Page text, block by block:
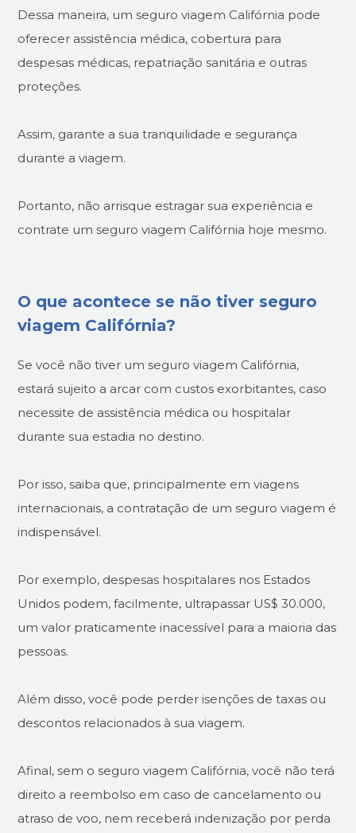
Dessa maneira, um seguro viagem Califórnia pode
oferecer assistência médica, cobertura para
despesas médicas, repatriação sanitária e outras
proteções.
Assim, garante a sua tranquilidade e segurança
durante a viagem.
Portanto, não arrisque estragar sua experiência e
contrate um seguro viagem Califórnia hoje mesmo.
O que acontece se não tiver seguro
viagem Califórnia?
Se você não tiver um seguro viagem Califórnia,
estará sujeito a arcar com custos exorbitantes, caso
necessite de assistência médica ou hospitalar
durante sua estadia no destino.
Por isso, saiba que, principalmente em viagens
internacionais, a contratação de um seguro viagem é
indispensável.
Por exemplo, despesas hospitalares nos Estados
Unidos podem, facilmente, ultrapassar US$ 30.000,
um valor praticamente inacessível para a maioria das
pessoas.
Além disso, você pode perder isenções de taxas ou
descontos relacionados à sua viagem.
Afinal, sem o seguro viagem Califórnia, você não terá
direito a reembolso em caso de cancelamento ou
atraso de voo, nem receberá indenização por perda